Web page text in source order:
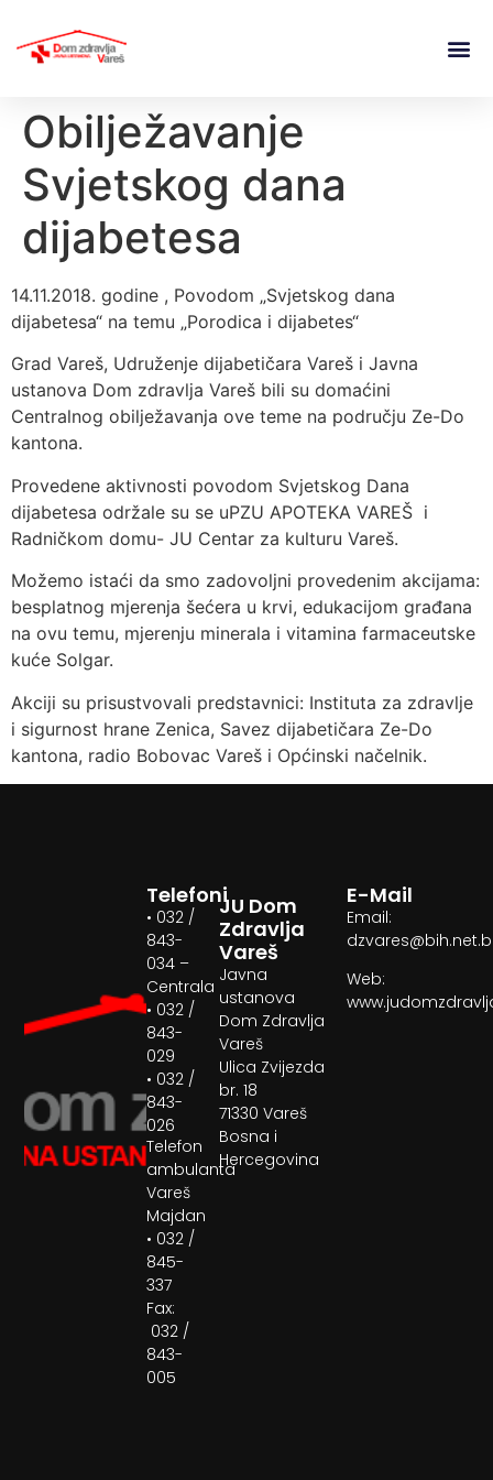
Obilježavanje
Svjetskog dana
dijabetesa
14.11.2018. godine , Povodom „Svjetskog dana
dijabetesa“ na temu „Porodica i dijabetes“
Grad Vareš, Udruženje dijabetičara Vareš i Javna
ustanova Dom zdravlja Vareš bili su domaćini
Centralnog obilježavanja ove teme na području Ze-Do
kantona.
Provedene aktivnosti povodom Svjetskog Dana
dijabetesa održale su se uPZU APOTEKA VAREŠ i
Radničkom domu- JU Centar za kulturu Vareš.
Možemo istaći da smo zadovoljni provedenim akcijama:
besplatnog mjerenja šećera u krvi, edukacijom građana
na ovu temu, mjerenju minerala i vitamina farmaceutske
kuće Solgar.
Akciji su prisustvovali predstavnici: Instituta za zdravlje
i sigurnost hrane Zenica, Savez dijabetičara Ze-Do
kantona, radio Bobovac Vareš i Općinski načelnik.
JU Dom
Zdravlja
Vareš
Javna
ustanova
Dom Zdravlja
Vareš
Ulica Zvijezda
br. 18
71330 Vareš
Bosna i
Hercegovina
Telefoni
• 032 /
843-
034 –
Centrala
• 032 /
843-
029
• 032 /
843-
026
Telefon
ambulanta
Vareš
Majdan
• 032 /
845-
337
Fax:
032 /
843-
005
E-Mail
Email:
Web: